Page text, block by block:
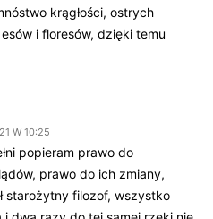
krągłości, ostrych
i floresów, dzięki temu
W 10:25
popieram prawo do
prawo do ich zmiany,
starożytny filozof, wszystko